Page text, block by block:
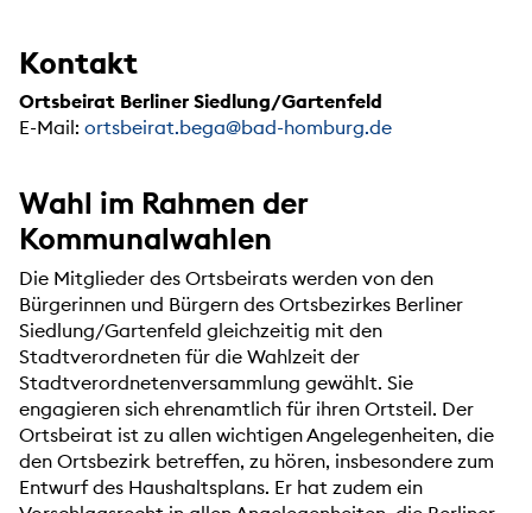
Kontakt
Ortsbeirat Berliner Siedlung/Gartenfeld
E-Mail: ortsbeirat.bega@bad-homburg.de
Wahl im Rahmen der
Kommunalwahlen
Die Mitglieder des Ortsbeirats werden von den
Bürgerinnen und Bürgern des Ortsbezirkes Berliner
Siedlung/Gartenfeld gleichzeitig mit den
Stadtverordneten für die Wahlzeit der
Stadtverordnetenversammlung gewählt. Sie
engagieren sich ehrenamtlich für ihren Ortsteil. Der
Ortsbeirat ist zu allen wichtigen Angelegenheiten, die
den Ortsbezirk betreffen, zu hören, insbesondere zum
Entwurf des Haushaltsplans. Er hat zudem ein